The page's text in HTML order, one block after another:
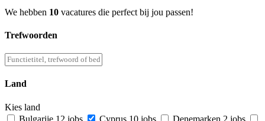
We hebben 10 vacatures die perfect bij jou passen!
Trefwoorden
Land
Kies land
Bulgarije 12 jobs Cyprus 10 jobs Denemarken 2 jobs